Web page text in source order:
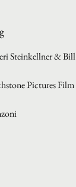
Steinkellner & Bill
Pictures Film